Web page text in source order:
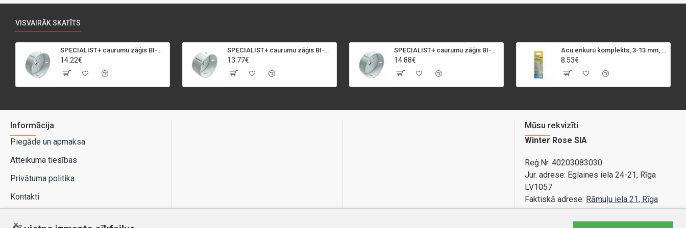
VISVAIRĀK SKATĪTS
SPECIALIST+ caurumu zāģis BI-METAL, 95 mm
14.22€
SPECIALIST+ caurumu zāģis BI-METAL, 92 mm
13.77€
SPECIALIST+ caurumu zāģis BI-METAL, 98 mm
14.88€
Acu enkuru komplekts, 3-13 mm, Rapid, 12 gab.
8.53€
Informācija
Piegāde un apmaksa
Atteikuma tiesības
Privātuma politika
Kontakti
Mūsu rekvizīti
Winter Rose SIA
Reģ.Nr. 40203083030
Jur. adrese: Eglaines iela 24-21, Rīga
LV1057
Faktiskā adrese: Rāmuļu iela 21, Rīga
Bankas konts: LV89PARX0020365840001